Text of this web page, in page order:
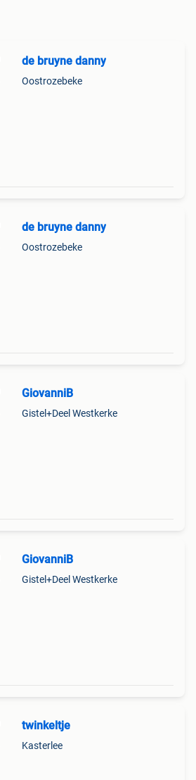
de bruyne danny
Oostrozebeke
de bruyne danny
Oostrozebeke
GiovanniB
Gistel+Deel Westkerke
GiovanniB
Gistel+Deel Westkerke
twinkeltje
Kasterlee